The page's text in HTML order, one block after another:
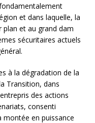
et dans laquelle, la
plan et au grand dam
sécuritaires actuels
à la dégradation de la
Transition, dans
des actions
consenti
montée en puissance